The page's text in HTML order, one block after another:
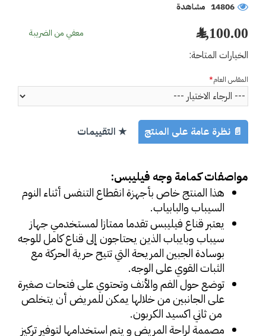
14806 مشاهدة
1,100.00 ﷼ معفي من الضريبة
الخيارات المتاحة:
المقاس العام
📄 نظرة عامة على المنتج ★ التقييمات
مواصفات كمامة وجه فيليبس:
السيباب والبابياب.
سيباب وبايباب الذين يحتاجون إلى قناع كامل للوجه
الثبات القوي على الوجه.
على الجانبين من خلالها يمكن للمريض أن يتخلص